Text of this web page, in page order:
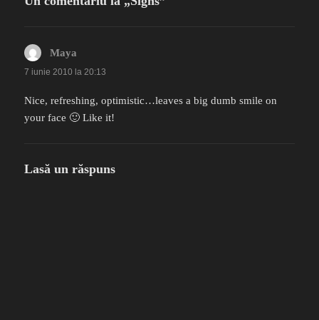
Maya
7 iunie 2010 la 20:13
Nice, refreshing, optimistic…leaves a big dumb smile on
your face 🙂 Like it!
Lasă un răspuns